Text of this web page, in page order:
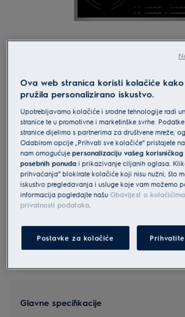
EHF46547XK
Electrolux 300
ugradbena ploča 60 cm
4.8 (394)
Sigurnosne upute i sigurnosna upozorenja
Glavne specifikacije
Ova web stranica koristi kolačiće
pružila personalizirano iskustvo.
Upotrebljavamo kolačiće i srodne tehnologije radi
stranice te u promotivne i marketinške svrhe.
stranice dijelimo s partnerima za društvene mreže,
Odabirom opcije „Prihvati sve kolačiće” pristajete
nam omogućujepersonalizaciju vašeg korisničkog
posebnih ponuda i prikazivanje ciljanih oglasa.
prihvaćanja” blokirate kolačiće koji nisu nužni, što
iskustvo pregledavanja i usluge koje vam možemo
informacija pogledajte našuObavijest o kolačićima
privatnosti podataka
Postavke za kolačiće